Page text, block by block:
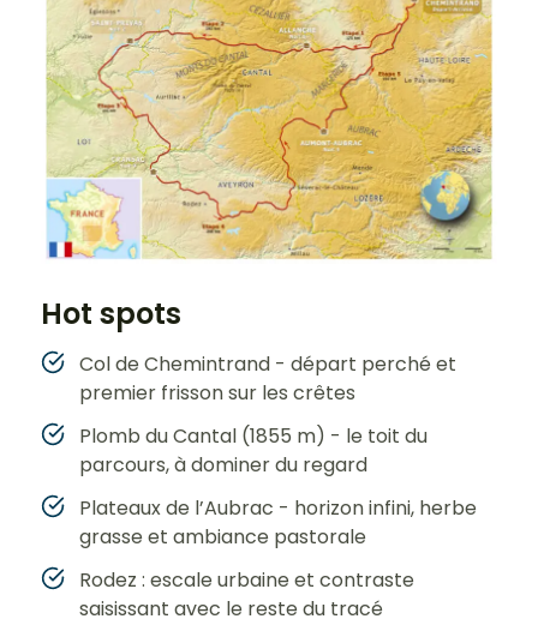
Hot spots
Col de Chemintrand - départ perché et
premier frisson sur les crêtes
Plomb du Cantal (1855 m) - le toit du
parcours, à dominer du regard
Plateaux de l’Aubrac - horizon infini, herbe
grasse et ambiance pastorale
Rodez : escale urbaine et contraste
saisissant avec le reste du tracé